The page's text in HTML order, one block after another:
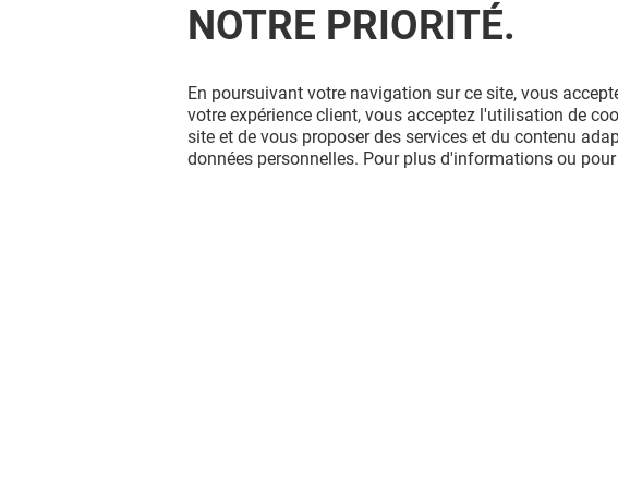
NOTRE PRIORITÉ.
En poursuivant votre navigation sur ce site, vous
votre expérience client, vous acceptez l'utilisation de
site et de vous proposer des services et du contenu
données personnelles. Pour plus d'informations ou